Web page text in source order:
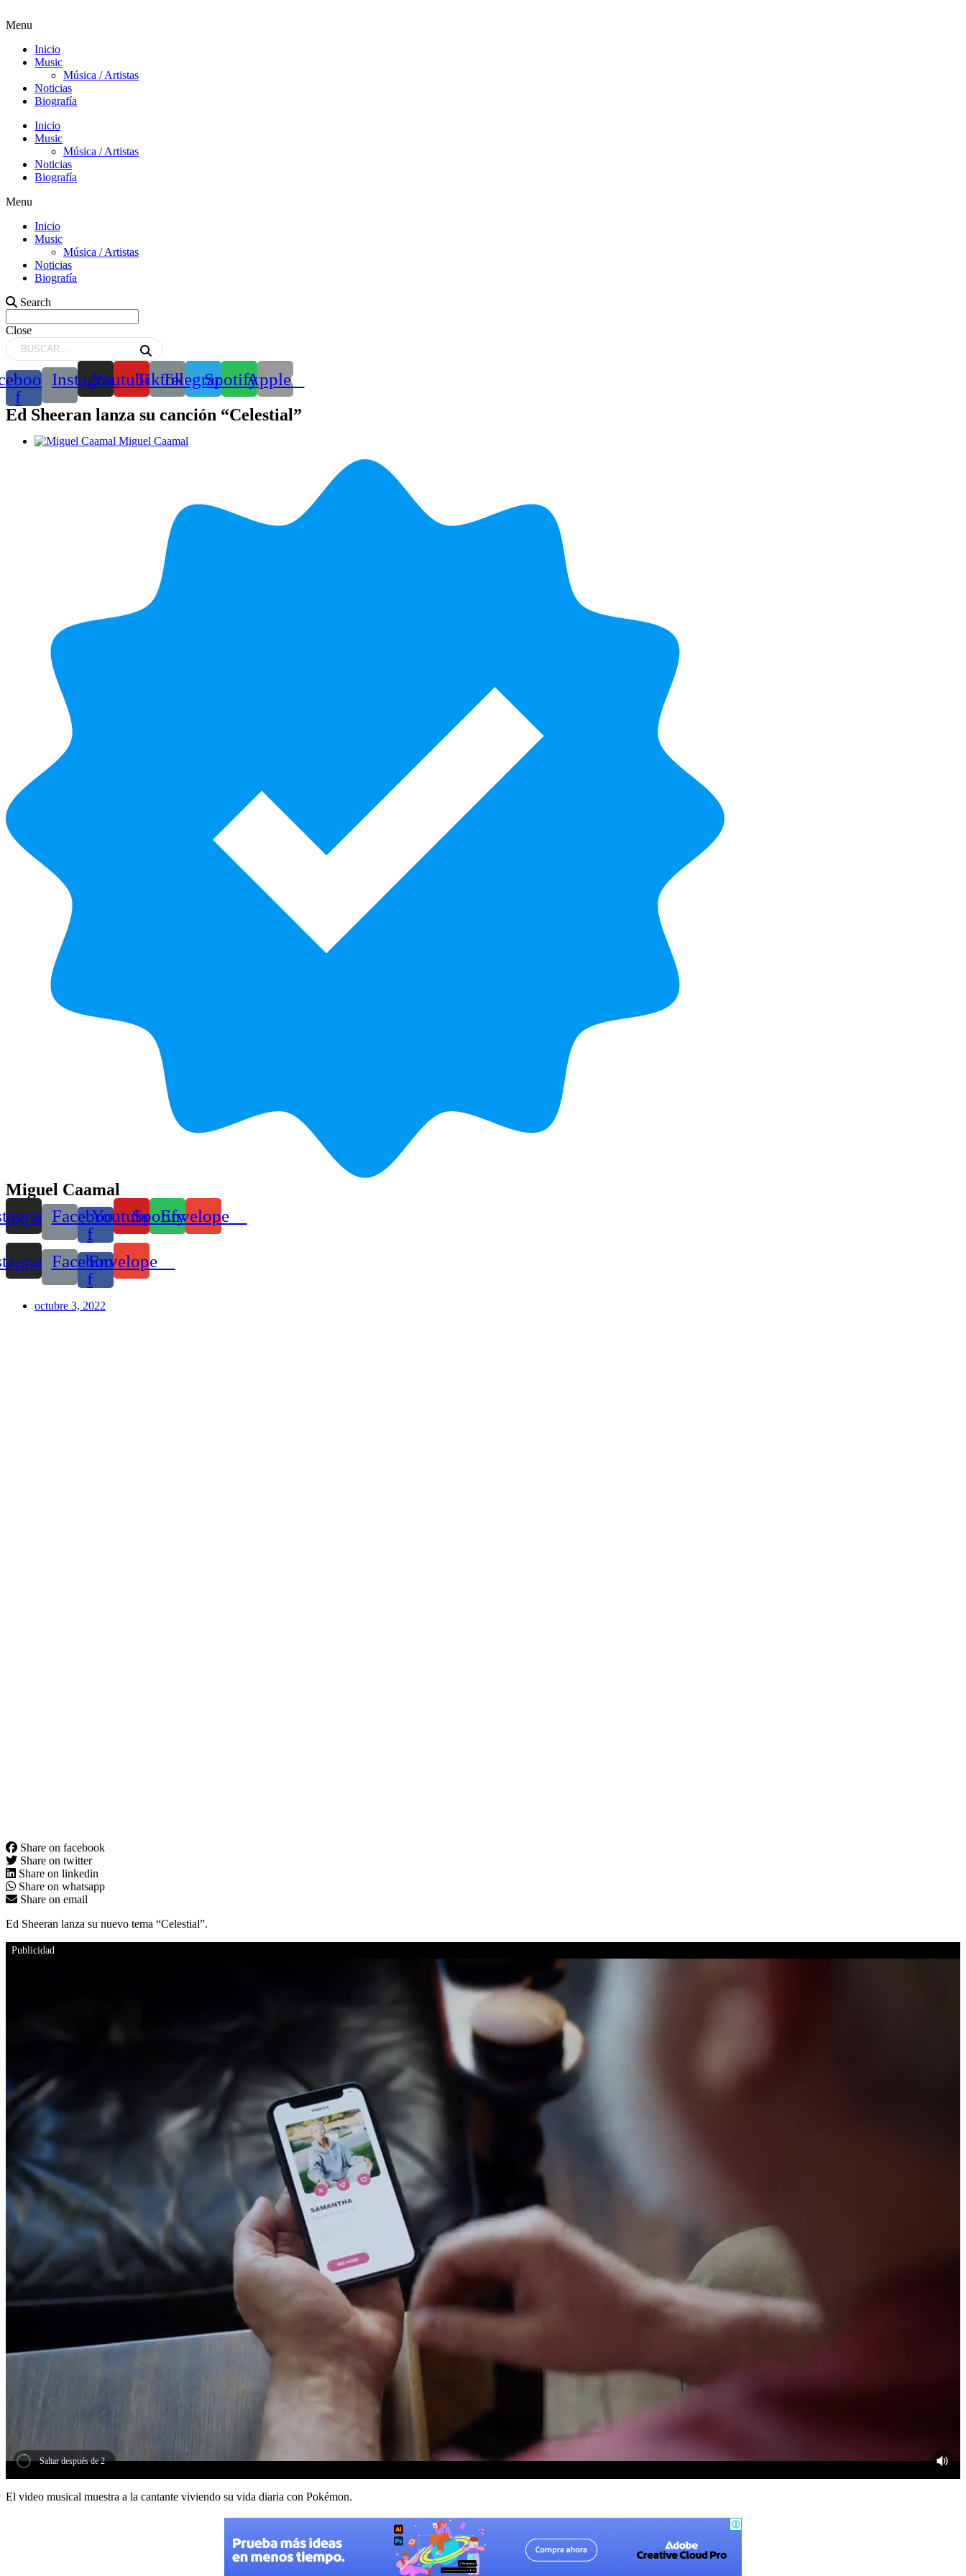
Menu
Inicio
Music
Música / Artistas
Noticias
Biografía
Inicio
Music
Música / Artistas
Noticias
Biografía
Menu
Inicio
Music
Música / Artistas
Noticias
Biografía
Search
Close
f
Instagram
YoutubeTiktokTelegramSpotifyApple
Ed Sheeran lanza su canción “Celestial”
Miguel Caamal
Miguel Caamal
Facebook-
f
YoutubeSpotifyEnvelope
Facebook-
f
Envelope
octubre 3, 2022
Share on facebook
Share on twitter
Share on linkedin
Share on whatsapp
Share on email
Ed Sheeran lanza su nuevo tema “Celestial”.
Publicidad
Saltar después de 1
El video musical muestra a la cantante viviendo su vida diaria con Pokémon.